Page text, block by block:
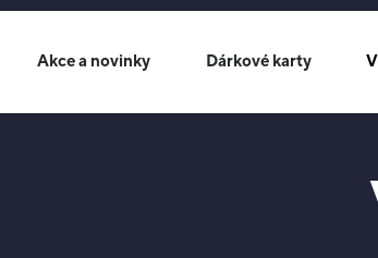
Akce a novinky Dárkové karty
Gastro